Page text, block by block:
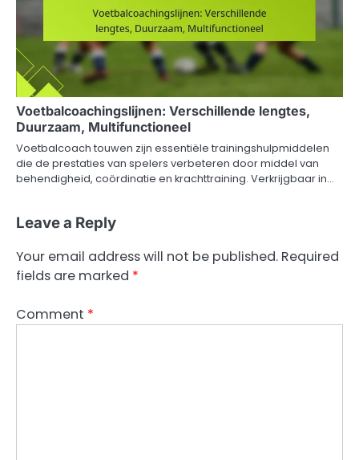
Voetbalcoachingslijnen: Verschillende lengtes,
Duurzaam, Multifunctioneel
Voetbalcoach touwen zijn essentiële trainingshulpmiddelen
die de prestaties van spelers verbeteren door middel van
behendigheid, coördinatie en krachttraining. Verkrijgbaar in…
Leave a Reply
Your email address will not be published. Required
fields are marked *
Comment *